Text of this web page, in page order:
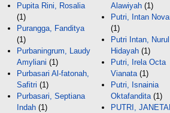
Pupita Rini, Rosalia
(1)
Purangga, Fanditya
(1)
Purbaningrum, Laudy
Amyliani (1)
Purbasari Al-fatonah,
Safitri (1)
Purbasari, Septiana
Indah (1)
Alawiyah (1)
Putri, Intan
(1)
Putri Intan, Nurul
Hidayah (1)
Putri, Irela Octa
Vianata (1)
Putri, Isnainia
Oktafandita (1)
PUTRI,